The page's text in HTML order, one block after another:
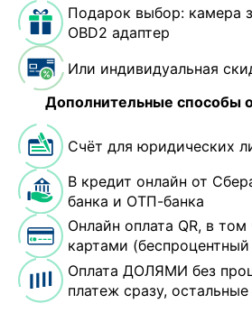
Подарок выбор: камера
OBD2 адаптер
Или индивидуальная
Дополнительные способы
Счёт для юридических
В кредит онлайн от
банка и ОТП-банка
Онлайн оплата QR, в
картами
Оплата ДОЛЯМИ без
платеж сразу,